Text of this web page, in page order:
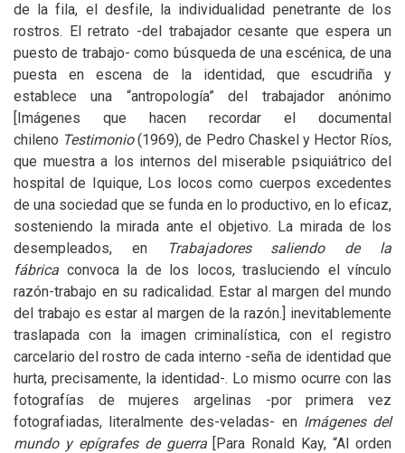
de la fila, el desfile, la individualidad penetrante de los
rostros. El retrato -del trabajador cesante que espera un
puesto de trabajo- como búsqueda de una escénica, de una
puesta en escena de la identidad, que escudriña y
establece una “antropología” del trabajador anónimo
[Imágenes que hacen recordar el documental
chileno Testimonio(1969), de Pedro Chaskel y Hector Ríos,
que muestra a los internos del miserable psiquiátrico del
hospital de Iquique, Los locos como cuerpos excedentes
de una sociedad que se funda en lo productivo, en lo eficaz,
sosteniendo la mirada ante el objetivo. La mirada de los
desempleados, en
Trabajadores saliendo de la
fábrica convoca la de los locos, trasluciendo el vínculo
razón-trabajo en su radicalidad. Estar al margen del mundo
del trabajo es estar al margen de la razón.] inevitablemente
traslapada con la imagen criminalística, con el registro
carcelario del rostro de cada interno -seña de identidad que
hurta, precisamente, la identidad-. Lo mismo ocurre con las
fotografías de mujeres argelinas -por primera vez
fotografiadas, literalmente des-veladas- en Imágenes del
mundo y epígrafes de guerra[Para Ronald Kay, “Al orden